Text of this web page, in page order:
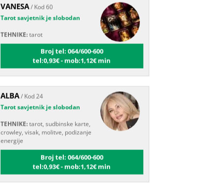
Tarot savjetnik je slobodan
TEHNIKE:tarot
Broj tel: 064/600-600
tel:0,93€ - mob:1,12€ min
/ Kod 24
Tarot savjetnik je slobodan
TEHNIKE:tarot, sudbinske karte,
crowley, visak, molitve, podizanje
energije
tel:0,93€ - mob:1,12€ min